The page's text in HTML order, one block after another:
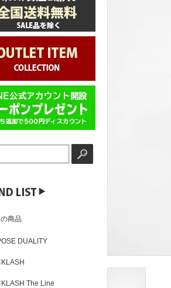
▶️
商品
DUALITY
The Line